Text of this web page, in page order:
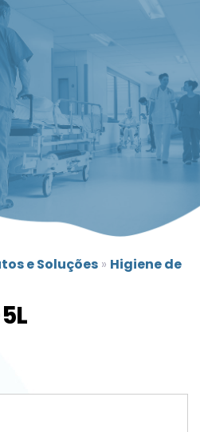
e Soluções » Higiene de